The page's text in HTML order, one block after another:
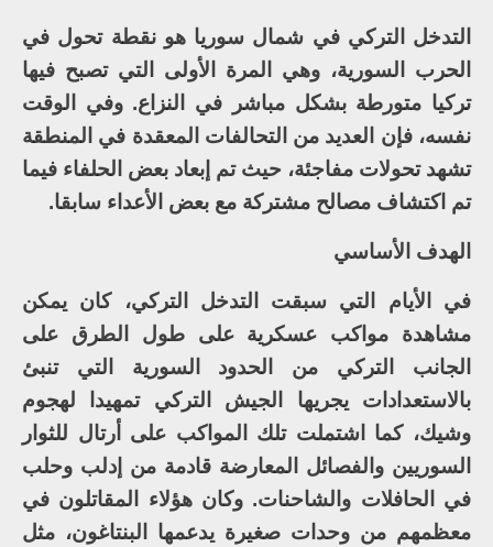
التدخل التركي في شمال سوريا هو نقطة تحول في
الحرب السورية، وهي المرة الأولى التي تصبح فيها
تركيا متورطة بشكل مباشر في النزاع. وفي الوقت
نفسه، فإن العديد من التحالفات المعقدة في المنطقة
تشهد تحولات مفاجئة، حيث تم إبعاد بعض الحلفاء فيما
تم اكتشاف مصالح مشتركة مع بعض الأعداء سابقا.
الهدف الأساسي
في الأيام التي سبقت التدخل التركي، كان يمكن
مشاهدة مواكب عسكرية على طول الطرق على
الجانب التركي من الحدود السورية التي تنبئ
بالاستعدادات يجريها الجيش التركي تمهيدا لهجوم
وشيك، كما اشتملت تلك المواكب على أرتال للثوار
السوريين والفصائل المعارضة قادمة من إدلب وحلب
في الحافلات والشاحنات. وكان هؤلاء المقاتلون في
معظمهم من وحدات صغيرة يدعمها البنتاغون، مثل